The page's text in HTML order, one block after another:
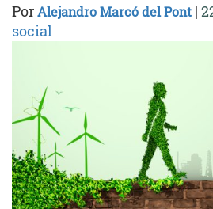
PorAlejandro Marcó del Pont |
social